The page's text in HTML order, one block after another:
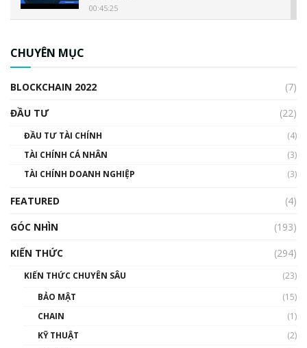
00:45:25
00:02:14
Nhìn lại năm 2022: Những sự kiện ảnh hưởng
đến hệ sinh thái tiền mã hoá | Phổ cập
CHUYÊN MỤC
BLOCKCHAIN 2022
(7)
ĐẦU TƯ
(22)
ĐẦU TƯ TÀI CHÍNH
(4)
TÀI CHÍNH CÁ NHÂN
(3)
TÀI CHÍNH DOANH NGHIỆP
(3)
FEATURED
(4)
GÓC NHÌN
(193)
KIẾN THỨC
(294)
KIẾN THỨC CHUYÊN SÂU
(23)
BẢO MẬT
(15)
CHAIN
(1)
KỸ THUẬT
(2)